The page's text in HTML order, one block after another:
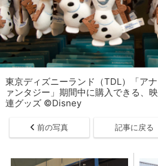
東京ディズニーランド（TDL）「ア
ァンタジー」期間中に購入できる、
連グッズ ©Disney
前の写真 記事に戻る